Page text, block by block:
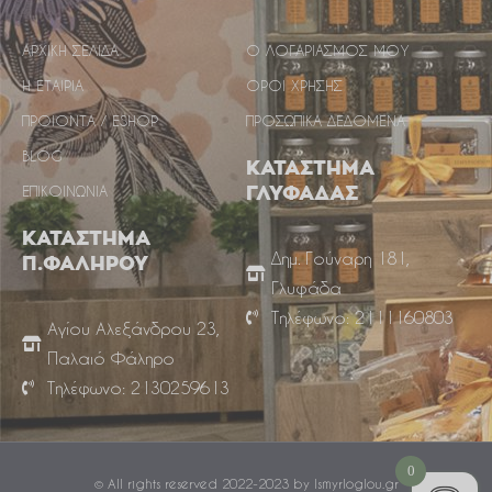
ΑΡΧΙΚΗ ΣΕΛΙΔΑ
Η ΕΤΑΙΡΙΑ
ΠΡΟΙΟΝΤΑ / ESHOP
BLOG
ΕΠΙΚΟΙΝΩΝΙΑ
ΚΑΤΑΣΤΗΜΑ
Π.ΦΑΛΗΡΟΥ
Αγίου Αλεξάνδρου 23,
Παλαιό Φάληρο
Τηλέφωνο: 2130259613
Ο ΛΟΓΑΡΙΑΣΜΟΣ ΜΟΥ
ΟΡΟΙ ΧΡΗΣΗΣ
ΠΡΟΣΩΠΙΚΑ ΔΕΔΟΜΕΝΑ
ΚΑΤΑΣΤΗΜΑ
ΓΛΥΦΑΔΑΣ
Δημ. Γούναρη 181,
Γλυφάδα
Τηλέφωνο: 2111160803
© All rights reserved 2022-2023 by Ismyrloglou.gr
0